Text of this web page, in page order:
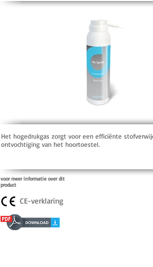
Het hogedrukgas zorgt voor een efficiënte
ontvochtiging van het hoortoestel.
voor meer informatie over dit
product
CE-verklaring